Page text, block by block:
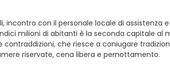
incontro con il personale locale di assistenza
milioni di abitanti è la seconda capitale al
che riesce a coniugare
riservate, cena libera e pernottamento.